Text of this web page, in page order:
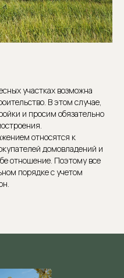
участках возможна
В этом случае,
и просим обязательно
относятся к
домовладений и
отношение. Поэтому все
порядке с учетом